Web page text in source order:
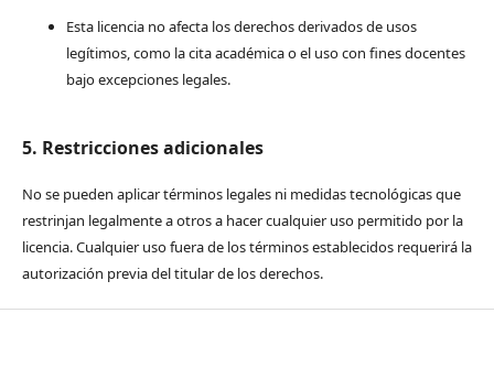
Esta licencia no afecta los derechos derivados de usos
legítimos, como la cita académica o el uso con fines docentes
bajo excepciones legales.
5. Restricciones adicionales
No se pueden aplicar términos legales ni medidas tecnológicas que
restrinjan legalmente a otros a hacer cualquier uso permitido por la
licencia. Cualquier uso fuera de los términos establecidos requerirá la
autorización previa del titular de los derechos.